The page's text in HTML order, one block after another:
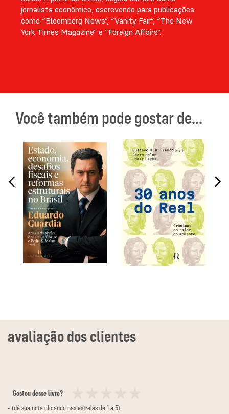
jornalista econômico, escrevendo para publicações
como “Bloomberg News”, “Vanity Fair”, “The New
York Times Magazine” e “Foreign Affairs”.
Você também pode gostar de...
Gostou desse livro?
12
3
4
5
- (dê sua nota clicando nas estrelas de 1 a 5)